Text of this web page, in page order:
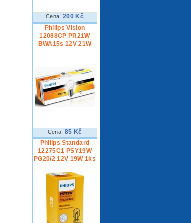
Cena: 200 Kč
Philips Vision
12088CP PR21W
BWA15s 12V 21W
Cena: 85 Kč
Philips Standard
12275C1 PSY19W
PG20/2 12V 19W 1ks